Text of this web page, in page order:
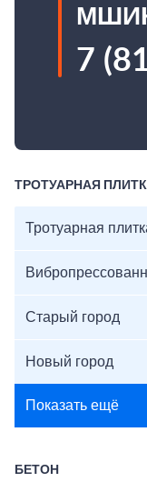
7
ТРОТУАРНАЯ
Тротуарная
Старый город
Новый город
Показать ещё
БЕТОН